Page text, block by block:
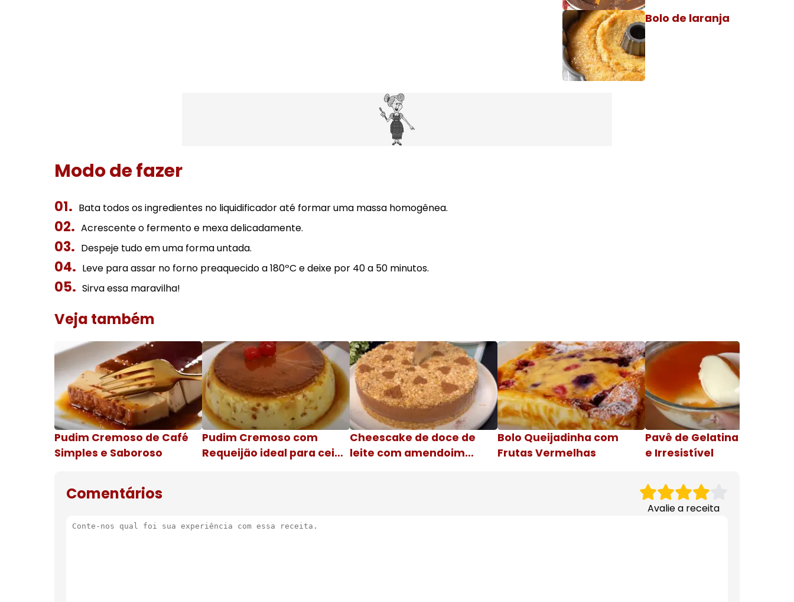
Bolo de laranja
Modo de fazer
Bata todos os ingredientes no liquidificador até formar uma massa homogênea.
Acrescente o fermento e mexa delicadamente.
Despeje tudo em uma forma untada.
Leve para assar no forno preaquecido a 180ºC e deixe por 40 a 50 minutos.
Sirva essa maravilha!
Veja também
Pudim Cremoso de Café
Simples e Saboroso
Pudim Cremoso com
Requeijão ideal para ceia
Cheescake de doce de
leite com amendoim
Bolo Queijadinha com
Frutas Vermelhas
Pavê de Gelatina Cremosa
e Irresistível
Comentários
Avalie a receita